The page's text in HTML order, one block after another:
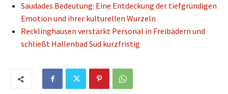
Saudades Bedeutung: Eine Entdeckung der tiefgründigen
Emotion und ihrer kulturellen Wurzeln
Recklinghausen verstärkt Personal in Freibädern und
schließt Hallenbad Süd kurzfristig